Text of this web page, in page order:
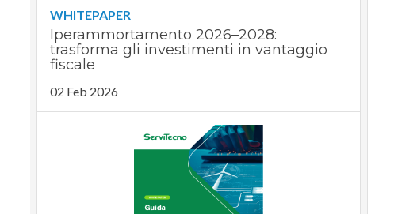
WHITEPAPER
Iperammortamento 2026–2028:
trasforma gli investimenti in vantaggio
fiscale
02 Feb 2026